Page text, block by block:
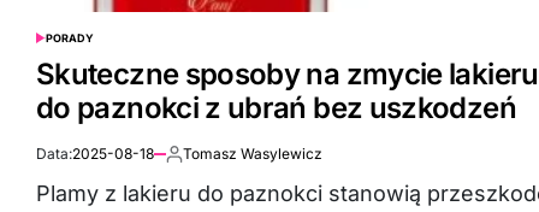
POSTED
IN
PORADY
Skuteczne sposoby na zmycie lakieru
do paznokci z ubrań bez uszkodzeń
Data:2025-08-18 Autor:
Tomasz Wasylewicz
Plamy z lakieru do paznokci stanowią